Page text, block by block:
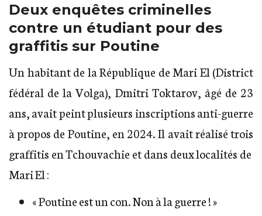
Deux enquêtes criminelles
contre un étudiant pour des
graffitis sur Poutine
Un habitant de la République de Mari El (District
fédéral de la Volga), Dmitri Toktarov, âgé de 23
ans, avait peint plusieurs inscriptions anti-guerre
à propos de Poutine, en 2024. Il avait réalisé trois
graffitis en Tchouvachie et dans deux localités de
Mari El :
« Poutine est un con. Non à la guerre ! »